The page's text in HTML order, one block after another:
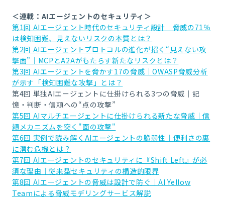
＜連載：AIエージェントのセキュリティ＞
第1回 AIエージェント時代のセキュリティ設計｜脅威の71％
は検知困難、見えないリスクの本質とは？
第2回 AIエージェントプロトコルの進化が招く“見えない攻
撃面”｜MCPとA2Aがもたらす新たなリスクとは？
第3回 AIエージェントを脅かす17の脅威｜OWASP脅威分析
が示す「検知困難な攻撃」とは？
第4回 単独AIエージェントに仕掛けられる3つの脅威｜記
憶・判断・信頼への“点の攻撃”
第5回 AIマルチエージェントに仕掛けられる新たな脅威｜信
頼メカニズムを突く"面の攻撃"
第6回 実例で読み解くAIエージェントの脆弱性｜便利さの裏
に潜む危機とは？
第7回 AIエージェントのセキュリティに『Shift Left』が必
須な理由｜従来型セキュリティの構造的限界
第8回 AIエージェントの脅威は設計で防ぐ｜AI Yellow
Teamによる脅威モデリングサービス解説